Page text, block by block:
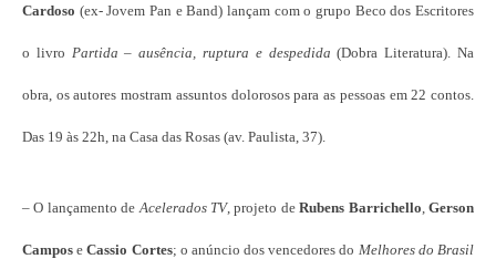
Cardoso (ex- Jovem Pan e Band) lançam com o grupo Beco dos Escritores
o livro Partida – ausência, ruptura e despedida (Dobra Literatura). Na
obra, os autores mostram assuntos dolorosos para as pessoas em 22 contos.
Das 19 às 22h, na Casa das Rosas (av. Paulista, 37).
– O lançamento de Acelerados TV, projeto deRubens Barrichello ,Gerson
Campos eCassio Cortes; o anúncio dos vencedores do Melhores do Brasil